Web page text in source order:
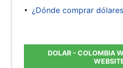
¿Dónde comprar
DOLAR - COLOMBIA